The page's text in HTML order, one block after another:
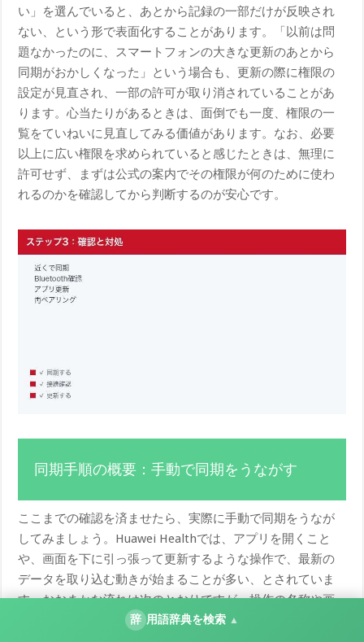
い」を選んでいると、あとから記録の一部だけが反映され
ない、という形で表面化することがあります。「以前は問
題なかったのに、スマートフォンの大きな更新のあとから
同期がおかしくなった」という場合も、更新の際に権限の
設定が見直され、一部の許可が取り消されていることがあ
ります。心当たりがあるときは、面倒でも一度、権限の一
覧をていねいに見直してみる価値があります。なお、必要
以上に広い権限を求められていると感じたときは、無理に
許可せず、まずは公式の案内でその権限が何のために使わ
れるのかを確認してから判断するのが安心です。
同期手順の概要：手動で同期をうながす
ここまでの確認を済ませたら、実際に手動で同期をうなが
してみましょう。Huawei Healthでは、アプリを開くこと
や、画面を下に引っ張って更新するような操作で、最新の
データを取り込む動きが始まることが多い、とされていま
す。おおまかな流れは次のとおりですが、操作の名称や画
面は版によって異なるため、目安としてご覧ください。
辞 用語辞典を検索 ▲